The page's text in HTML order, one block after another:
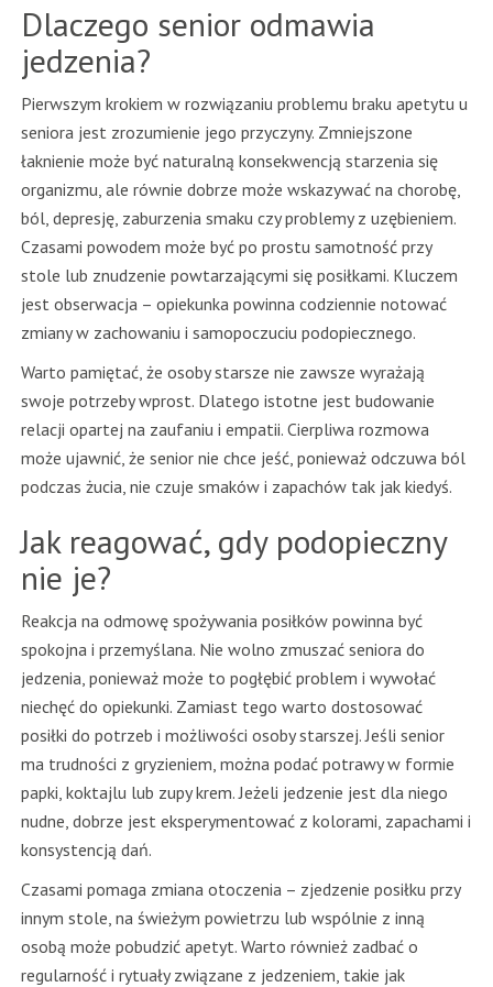
Dlaczego senior odmawia
jedzenia?
Pierwszym krokiem w rozwiązaniu problemu braku apetytu u
seniora jest zrozumienie jego przyczyny. Zmniejszone
łaknienie może być naturalną konsekwencją starzenia się
organizmu, ale równie dobrze może wskazywać na chorobę,
ból, depresję, zaburzenia smaku czy problemy z uzębieniem.
Czasami powodem może być po prostu samotność przy
stole lub znudzenie powtarzającymi się posiłkami. Kluczem
jest obserwacja – opiekunka powinna codziennie notować
zmiany w zachowaniu i samopoczuciu podopiecznego.
Warto pamiętać, że osoby starsze nie zawsze wyrażają
swoje potrzeby wprost. Dlatego istotne jest budowanie
relacji opartej na zaufaniu i empatii. Cierpliwa rozmowa
może ujawnić, że senior nie chce jeść, ponieważ odczuwa ból
podczas żucia, nie czuje smaków i zapachów tak jak kiedyś.
Jak reagować, gdy podopieczny
nie je?
Reakcja na odmowę spożywania posiłków powinna być
spokojna i przemyślana. Nie wolno zmuszać seniora do
jedzenia, ponieważ może to pogłębić problem i wywołać
niechęć do opiekunki. Zamiast tego warto dostosować
posiłki do potrzeb i możliwości osoby starszej. Jeśli senior
ma trudności z gryzieniem, można podać potrawy w formie
papki, koktajlu lub zupy krem. Jeżeli jedzenie jest dla niego
nudne, dobrze jest eksperymentować z kolorami, zapachami i
konsystencją dań.
Czasami pomaga zmiana otoczenia – zjedzenie posiłku przy
innym stole, na świeżym powietrzu lub wspólnie z inną
osobą może pobudzić apetyt. Warto również zadbać o
regularność i rytuały związane z jedzeniem, takie jak